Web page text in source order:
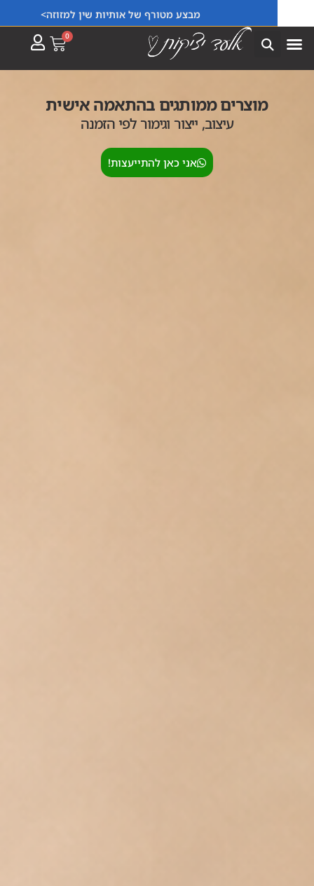
מבצע מטורף של אותיות שין למזוזה>
מוצרים ממותגים בהתאמה אישית
עיצוב, ייצור וגימור לפי הזמנה
אני כאן להתייעצות!